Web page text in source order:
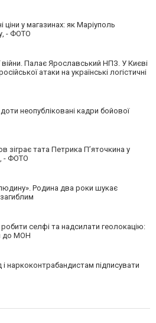
ціни у магазинах: як Маріуполь
- ФОТО
Палає Ярославський НПЗ. У Києві
атаки на українські логістичні
неопубліковані кадри бойової
зіграє тата Петрика П’яточкина у
- ФОТО
Родина два роки шукає
селфі та надсилати геолокацію:
до МОН
наркоконтрабандистам підписувати